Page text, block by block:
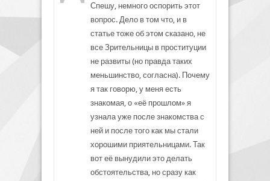
Спешу, немного оспорить этот
вопрос. Дело в том что, и в
статье тоже об этом сказано, не
все Зрительницы в проституции
не развиты (но правда таких
меньшинство, согласна). Почему
я так говорю, у меня есть
знакомая, о «её прошлом» я
узнала уже после знакомства с
ней и после того как мы стали
хорошими приятельницами. Так
вот её вынудили это делать
обстоятельства, но сразу как